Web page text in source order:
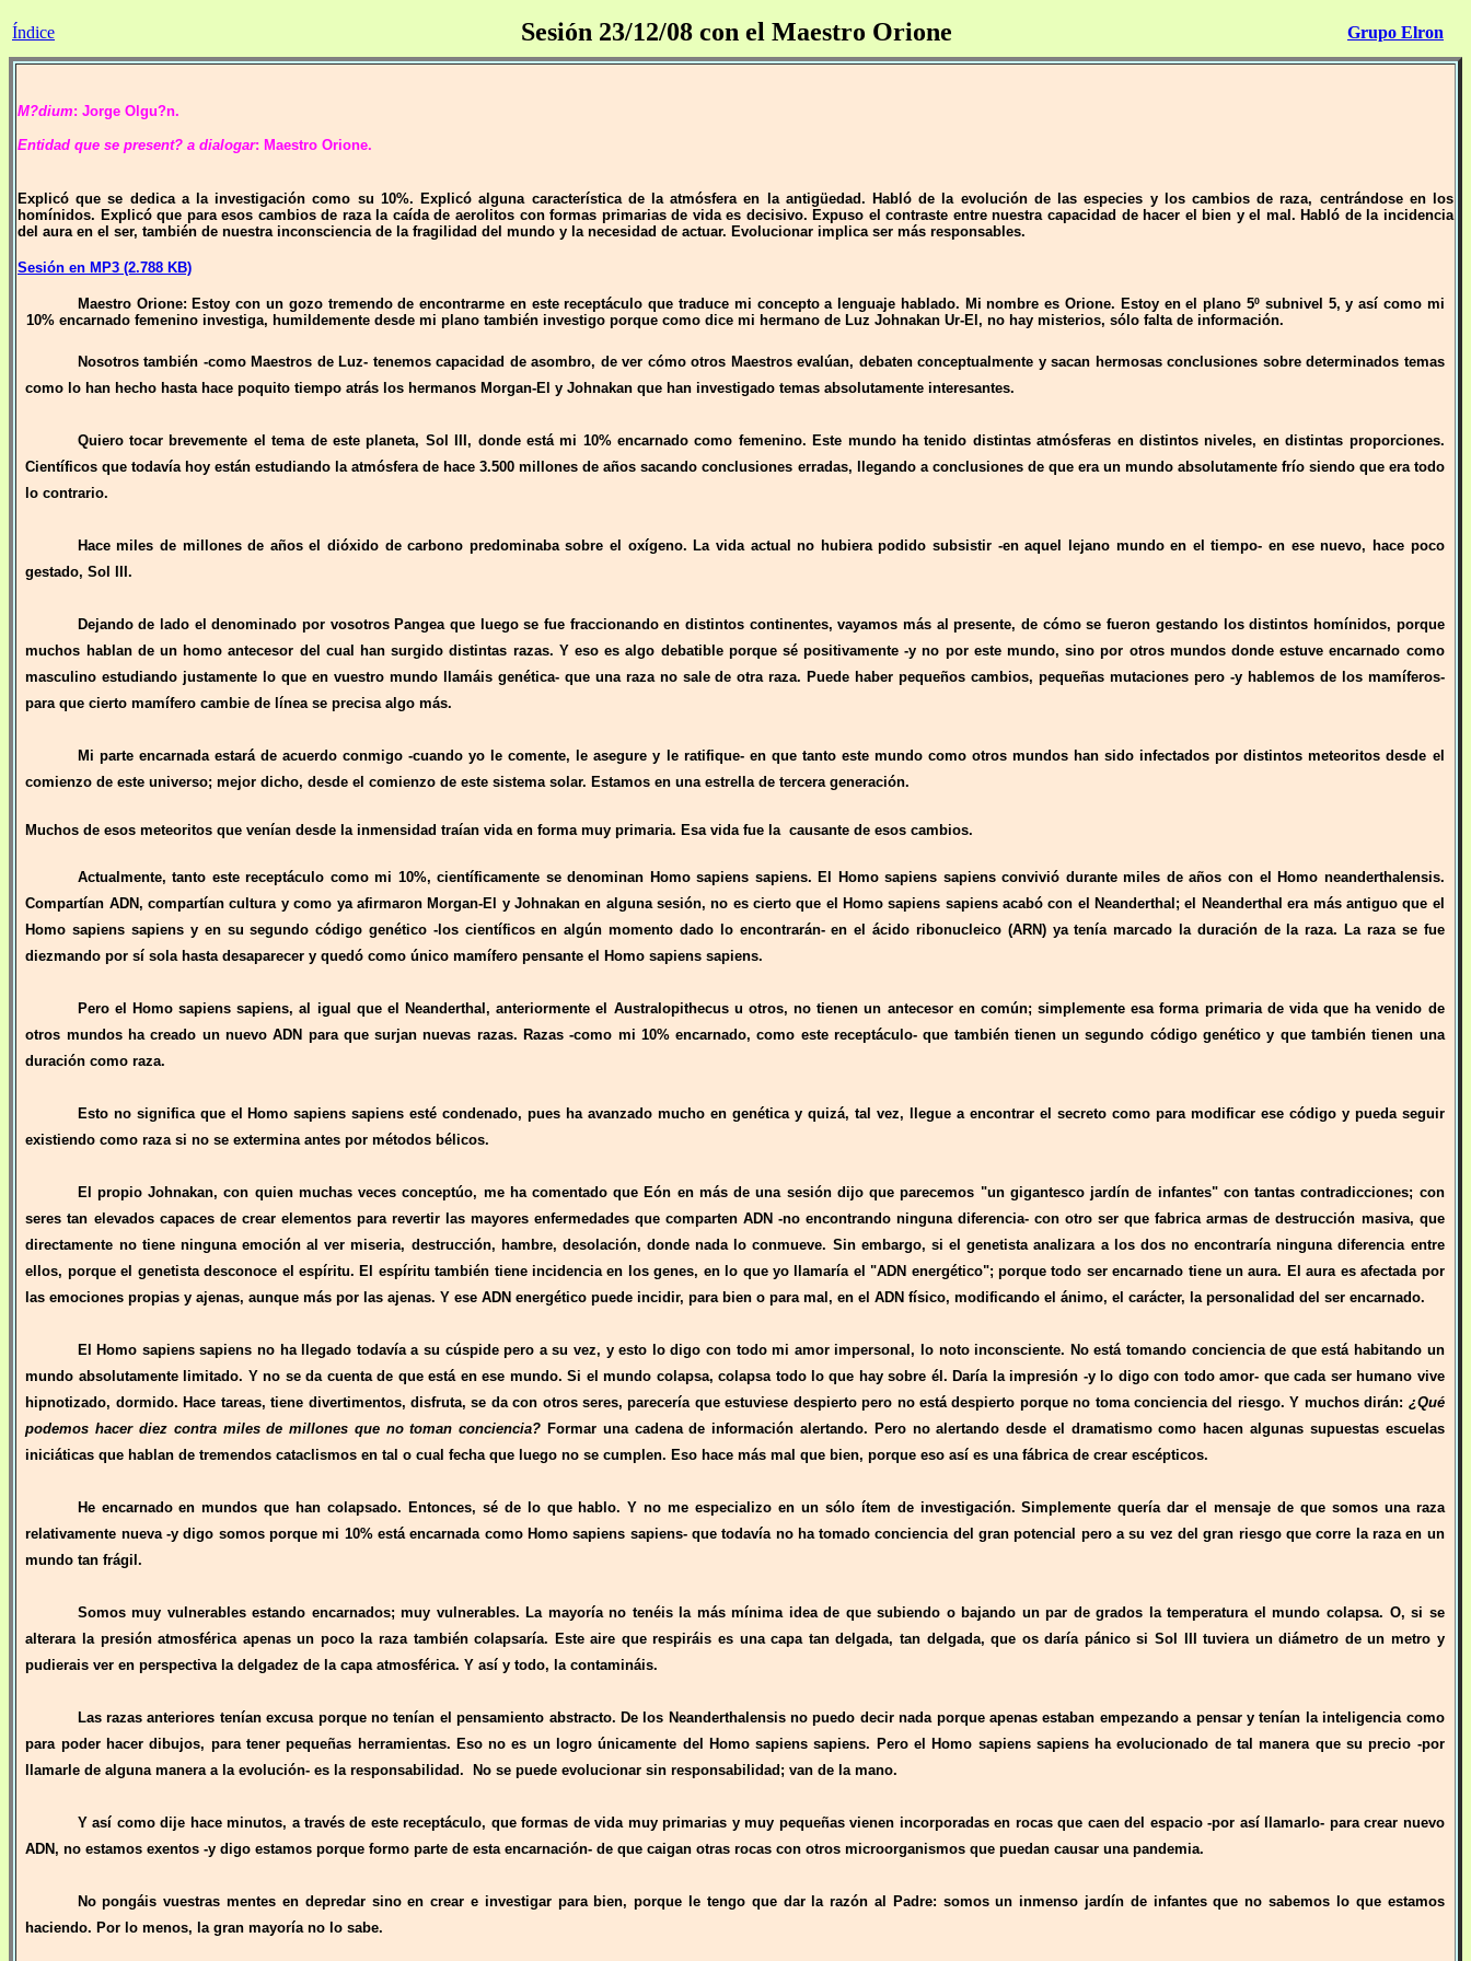
Índice Sesión 23/12/08 con el Maestro Orione Grupo Elron
M?dium: Jorge Olgu?n.
Entidad que se present? a dialogar: Maestro Orione.
Explicó que se dedica a la investigación como su 10%. Explicó alguna característica de la atmósfera en la antigüedad. Habló de la evolución de las especies y los cambios de raza, centrándose en los
homínidos. Explicó que para esos cambios de raza la caída de aerolitos con formas primarias de vida es decisivo. Expuso el contraste entre nuestra capacidad de hacer el bien y el mal. Habló de la incidencia
del aura en el ser, también de nuestra inconsciencia de la fragilidad del mundo y la necesidad de actuar. Evolucionar implica ser más responsables.
Sesión en MP3 (2.788 KB)
Maestro Orione: Estoy con un gozo tremendo de encontrarme en este receptáculo que traduce mi concepto a lenguaje hablado. Mi nombre es Orione. Estoy en el plano 5º subnivel 5, y así como mi
10% encarnado femenino investiga, humildemente desde mi plano también investigo porque como dice mi hermano de Luz Johnakan Ur-El, no hay misterios, sólo falta de información.
Nosotros también -como Maestros de Luz- tenemos capacidad de asombro, de ver cómo otros Maestros evalúan, debaten conceptualmente y sacan hermosas conclusiones sobre determinados temas
como lo han hecho hasta hace poquito tiempo atrás los hermanos Morgan-El y Johnakan que han investigado temas absolutamente interesantes.
Quiero tocar brevemente el tema de este planeta, Sol III, donde está mi 10% encarnado como femenino. Este mundo ha tenido distintas atmósferas en distintos niveles, en distintas proporciones.
Científicos que todavía hoy están estudiando la atmósfera de hace 3.500 millones de años sacando conclusiones erradas, llegando a conclusiones de que era un mundo absolutamente frío siendo que era todo
lo contrario.
Hace miles de millones de años el dióxido de carbono predominaba sobre el oxígeno. La vida actual no hubiera podido subsistir -en aquel lejano mundo en el tiempo- en ese nuevo, hace poco
gestado, Sol III.
Dejando de lado el denominado por vosotros Pangea que luego se fue fraccionando en distintos continentes, vayamos más al presente, de cómo se fueron gestando los distintos homínidos, porque
muchos hablan de un homo antecesor del cual han surgido distintas razas. Y eso es algo debatible porque sé positivamente -y no por este mundo, sino por otros mundos donde estuve encarnado como
masculino estudiando justamente lo que en vuestro mundo llamáis genética- que una raza no sale de otra raza. Puede haber pequeños cambios, pequeñas mutaciones pero -y hablemos de los mamíferos-
para que cierto mamífero cambie de línea se precisa algo más.
Mi parte encarnada estará de acuerdo conmigo -cuando yo le comente, le asegure y le ratifique- en que tanto este mundo como otros mundos han sido infectados por distintos meteoritos desde el
comienzo de este universo; mejor dicho, desde el comienzo de este sistema solar. Estamos en una estrella de tercera generación.
Muchos de esos meteoritos que venían desde la inmensidad traían vida en forma muy primaria. Esa vida fue la causante de esos cambios.
Actualmente, tanto este receptáculo como mi 10%, científicamente se denominan Homo sapiens sapiens. El Homo sapiens sapiens convivió durante miles de años con el Homo neanderthalensis.
Compartían ADN, compartían cultura y como ya afirmaron Morgan-El y Johnakan en alguna sesión, no es cierto que el Homo sapiens sapiens acabó con el Neanderthal; el Neanderthal era más antiguo que el
Homo sapiens sapiens y en su segundo código genético -los científicos en algún momento dado lo encontrarán- en el ácido ribonucleico (ARN) ya tenía marcado la duración de la raza. La raza se fue
diezmando por sí sola hasta desaparecer y quedó como único mamífero pensante el Homo sapiens sapiens.
Pero el Homo sapiens sapiens, al igual que el Neanderthal, anteriormente el Australopithecus u otros, no tienen un antecesor en común; simplemente esa forma primaria de vida que ha venido de
otros mundos ha creado un nuevo ADN para que surjan nuevas razas. Razas -como mi 10% encarnado, como este receptáculo- que también tienen un segundo código genético y que también tienen una
duración como raza.
Esto no significa que el Homo sapiens sapiens esté condenado, pues ha avanzado mucho en genética y quizá, tal vez, llegue a encontrar el secreto como para modificar ese código y pueda seguir
existiendo como raza si no se extermina antes por métodos bélicos.
El propio Johnakan, con quien muchas veces conceptúo, me ha comentado que Eón en más de una sesión dijo que parecemos "un gigantesco jardín de infantes" con tantas contradicciones; con
seres tan elevados capaces de crear elementos para revertir las mayores enfermedades que comparten ADN -no encontrando ninguna diferencia- con otro ser que fabrica armas de destrucción masiva, que
directamente no tiene ninguna emoción al ver miseria, destrucción, hambre, desolación, donde nada lo conmueve. Sin embargo, si el genetista analizara a los dos no encontraría ninguna diferencia entre
ellos, porque el genetista desconoce el espíritu. El espíritu también tiene incidencia en los genes, en lo que yo llamaría el "ADN energético"; porque todo ser encarnado tiene un aura. El aura es afectada por
las emociones propias y ajenas, aunque más por las ajenas. Y ese ADN energético puede incidir, para bien o para mal, en el ADN físico, modificando el ánimo, el carácter, la personalidad del ser encarnado.
El Homo sapiens sapiens no ha llegado todavía a su cúspide pero a su vez, y esto lo digo con todo mi amor impersonal, lo noto inconsciente. No está tomando conciencia de que está habitando un
mundo absolutamente limitado. Y no se da cuenta de que está en ese mundo. Si el mundo colapsa, colapsa todo lo que hay sobre él. Daría la impresión -y lo digo con todo amor- que cada ser humano vive
hipnotizado, dormido. Hace tareas, tiene divertimentos, disfruta, se da con otros seres, parecería que estuviese despierto pero no está despierto porque no toma conciencia del riesgo. Y muchos dirán: ¿Qué
podemos hacer diez contra miles de millones que no toman conciencia? Formar una cadena de información alertando. Pero no alertando desde el dramatismo como hacen algunas supuestas escuelas
iniciáticas que hablan de tremendos cataclismos en tal o cual fecha que luego no se cumplen. Eso hace más mal que bien, porque eso así es una fábrica de crear escépticos.
He encarnado en mundos que han colapsado. Entonces, sé de lo que hablo. Y no me especializo en un sólo ítem de investigación. Simplemente quería dar el mensaje de que somos una raza
relativamente nueva -y digo somos porque mi 10% está encarnada como Homo sapiens sapiens- que todavía no ha tomado conciencia del gran potencial pero a su vez del gran riesgo que corre la raza en un
mundo tan frágil.
Somos muy vulnerables estando encarnados; muy vulnerables. La mayoría no tenéis la más mínima idea de que subiendo o bajando un par de grados la temperatura el mundo colapsa. O, si se
alterara la presión atmosférica apenas un poco la raza también colapsaría. Este aire que respiráis es una capa tan delgada, tan delgada, que os daría pánico si Sol III tuviera un diámetro de un metro y
pudierais ver en perspectiva la delgadez de la capa atmosférica. Y así y todo, la contamináis.
Las razas anteriores tenían excusa porque no tenían el pensamiento abstracto. De los Neanderthalensis no puedo decir nada porque apenas estaban empezando a pensar y tenían la inteligencia como
para poder hacer dibujos, para tener pequeñas herramientas. Eso no es un logro únicamente del Homo sapiens sapiens. Pero el Homo sapiens sapiens ha evolucionado de tal manera que su precio -por
llamarle de alguna manera a la evolución- es la responsabilidad. No se puede evolucionar sin responsabilidad; van de la mano.
Y así como dije hace minutos, a través de este receptáculo, que formas de vida muy primarias y muy pequeñas vienen incorporadas en rocas que caen del espacio -por así llamarlo- para crear nuevo
ADN, no estamos exentos -y digo estamos porque formo parte de esta encarnación- de que caigan otras rocas con otros microorganismos que puedan causar una pandemia.
No pongáis vuestras mentes en depredar sino en crear e investigar para bien, porque le tengo que dar la razón al Padre: somos un inmenso jardín de infantes que no sabemos lo que estamos
haciendo. Por lo menos, la gran mayoría no lo sabe.